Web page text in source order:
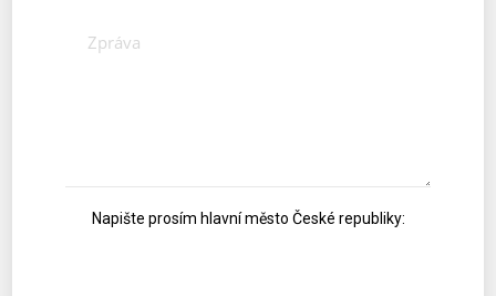
Napište prosím hlavní město České republiky: